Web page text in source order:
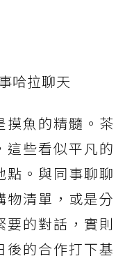
哈拉聊天
摸魚的精髓。茶
這些看似平凡的
點。與同事聊聊
物清單，或是分
要的對話，實則
後的合作打下基